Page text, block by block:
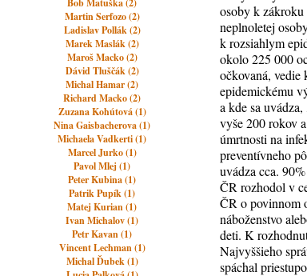
Bob Matuška (2)
Martin Serfozo (2)
Ladislav Pollák (2)
Marek Maslák (2)
Maroš Macko (2)
Dávid Tluščák (2)
Michal Hamar (2)
Richard Macko (2)
Zuzana Kohútová (1)
Nina Gaisbacherova (1)
Michaela Vadkerti (1)
Marcel Jurko (1)
Pavol Mlej (1)
Peter Kubina (1)
Patrik Pupík (1)
Matej Kurian (1)
Ivan Michalov (1)
Petr Kavan (1)
Vincent Lechman (1)
Michal Ďubek (1)
osoby k zákroku
neplnoletej
k rozsiahlym
okolo 225 000
očkovaná, vedie
epidemickému
a kde sa
vyše 200 rokov
úmrtnosti na
preventívneho
uvádza cca.
ČR rozhodol v
ČR o povinnom
náboženstvo
deti. K
Najvyššieho
spáchal